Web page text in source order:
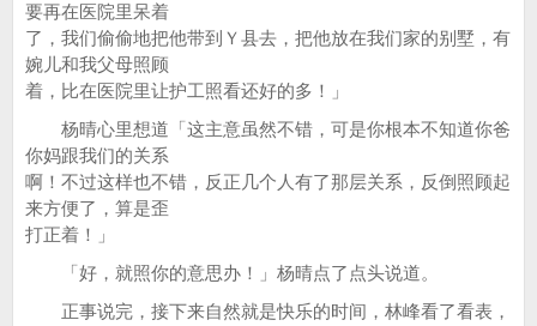
要再在医院里呆着
了，我们偷偷地把他带到Ｙ县去，把他放在我们家的别墅，有
婉儿和我父母照顾
着，比在医院里让护工照看还好的多！」
杨晴心里想道「这主意虽然不错，可是你根本不知道你爸
你妈跟我们的关系
啊！不过这样也不错，反正几个人有了那层关系，反倒照顾起
来方便了，算是歪
打正着！」
「好，就照你的意思办！」杨晴点了点头说道。
正事说完，接下来自然就是快乐的时间，林峰看了看表，